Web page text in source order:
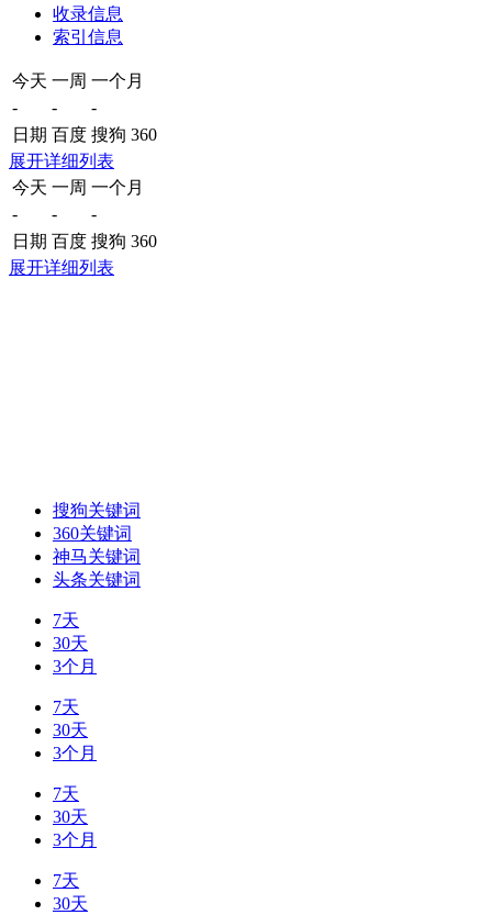
收录信息
索引信息
今天 一周 一个月
-
-
-
日期 百度 搜狗 360
展开详细列表
今天 一周 一个月
-
-
-
日期 百度 搜狗 360
展开详细列表
搜狗关键词
360关键词
神马关键词
头条关键词
7天
30天
3个月
7天
30天
3个月
7天
30天
3个月
7天
30天